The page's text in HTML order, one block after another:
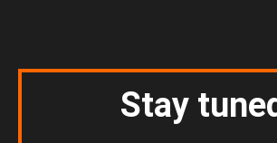
Stay